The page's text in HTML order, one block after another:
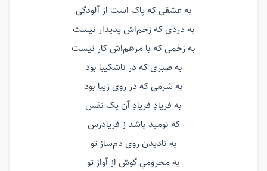
به عشقی که پاک است از آلودگی
به دردی که زخم‌اش پدیدار نیست
به زخمی که با مرهم‌اش کار نیست
به صبری که در ناشکیبا بود
به شرمی که در روی زیبا بود
به فریادِ فریادِ آن یک نفس
که نومید باشد ز فریادرس
به نادیدن روی دم‌ساز تو
به محرومیِ گوش از آواز تو